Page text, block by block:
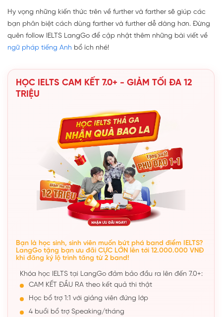
Hy vọng những kiến thức trên về further và farther sẽ giúp các
bạn phân biệt cách dùng farther và further dễ dàng hơn. Đừng
quên follow IELTS LangGo để cập nhật thêm những bài viết về
ngữ pháp tiếng Anh bổ ích nhé!
HỌC IELTS CAM KẾT 7.0+ - GIẢM TỐI ĐA 12
TRIỆU
Bạn là học sinh, sinh viên muốn bứt phá band điểm IELTS?
LangGo tặng bạn ưu đãi CỰC LỚN lên tới 12.000.000 VNĐ
khi đăng ký lộ trình tăng từ 2 band!
Khóa học IELTS tại LangGo đảm bảo đầu ra lên đến 7.0+:
CAM KẾT ĐẦU RA theo kết quả thi thật
Học bổ trợ 1:1 với giảng viên đứng lớp
4 buổi bổ trợ Speaking/tháng